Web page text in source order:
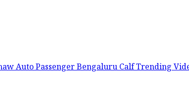
Auto PassengerBengaluruCalfTrending